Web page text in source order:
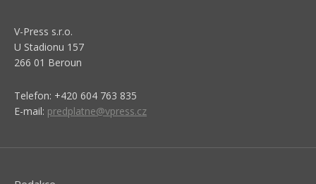
V-Press s.r.o.
U Stadionu 157
266 01 Beroun
Telefon: +420 604 763 835
E-mail: predplatne@vpress.cz